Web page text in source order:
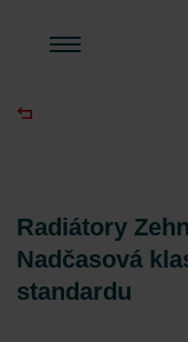
Radiátory
Nadčasová
standardu